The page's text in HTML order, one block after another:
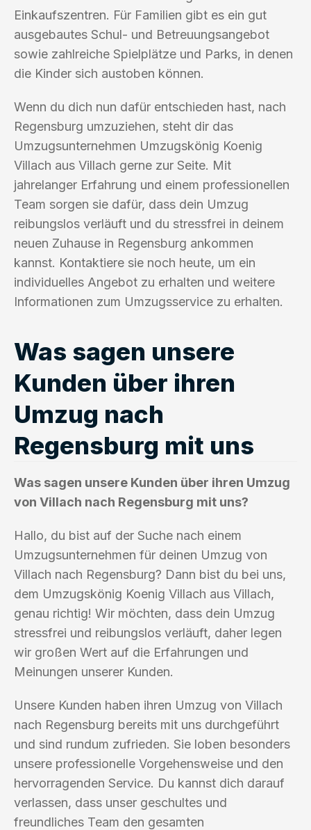
Einkaufszentren. Für Familien gibt es ein gut
ausgebautes Schul- und Betreuungsangebot
sowie zahlreiche Spielplätze und Parks, in denen
die Kinder sich austoben können.
Wenn du dich nun dafür entschieden hast, nach
Regensburg umzuziehen, steht dir das
Umzugsunternehmen Umzugskönig Koenig
Villach aus Villach gerne zur Seite. Mit
jahrelanger Erfahrung und einem professionellen
Team sorgen sie dafür, dass dein Umzug
reibungslos verläuft und du stressfrei in deinem
neuen Zuhause in Regensburg ankommen
kannst. Kontaktiere sie noch heute, um ein
individuelles Angebot zu erhalten und weitere
Informationen zum Umzugsservice zu erhalten.
Was sagen unsere
Kunden über ihren
Umzug nach
Regensburg mit uns
Was sagen unsere Kunden über ihren Umzug
von Villach nach Regensburg mit uns?
Hallo, du bist auf der Suche nach einem
Umzugsunternehmen für deinen Umzug von
Villach nach Regensburg? Dann bist du bei uns,
dem Umzugskönig Koenig Villach aus Villach,
genau richtig! Wir möchten, dass dein Umzug
stressfrei und reibungslos verläuft, daher legen
wir großen Wert auf die Erfahrungen und
Meinungen unserer Kunden.
Unsere Kunden haben ihren Umzug von Villach
nach Regensburg bereits mit uns durchgeführt
und sind rundum zufrieden. Sie loben besonders
unsere professionelle Vorgehensweise und den
hervorragenden Service. Du kannst dich darauf
verlassen, dass unser geschultes und
freundliches Team den gesamten